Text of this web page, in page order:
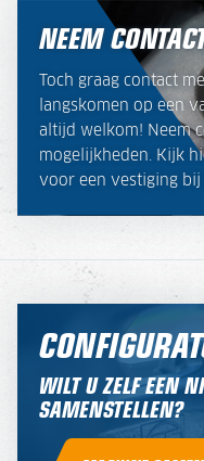
NEEM
Toch graag contact
langskomen op een
altijd welkom! Neem
mogelijkheden. Kijk
voor een vestiging bij
WILT U ZELF EEN
SAMENSTELLEN?